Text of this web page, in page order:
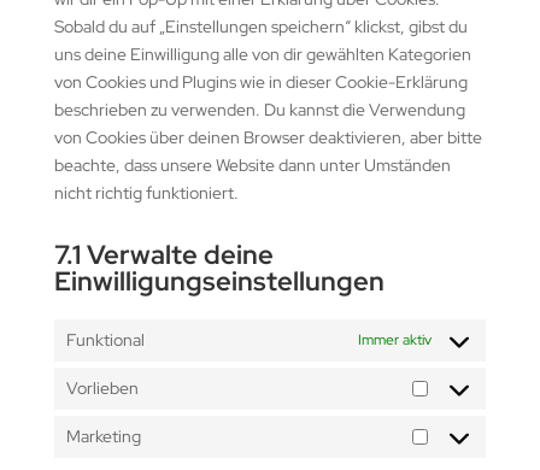
Sobald du auf „Einstellungen speichern“ klickst, gibst du
uns deine Einwilligung alle von dir gewählten Kategorien
von Cookies und Plugins wie in dieser Cookie-Erklärung
beschrieben zu verwenden. Du kannst die Verwendung
von Cookies über deinen Browser deaktivieren, aber bitte
beachte, dass unsere Website dann unter Umständen
nicht richtig funktioniert.
7.1 Verwalte deine
Einwilligungseinstellungen
Funktional Immer aktiv
Vorlieben
Vorlieben
Marketing
Marketing